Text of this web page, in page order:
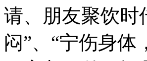
请、朋友聚饮时
闷”、“宁伤身体